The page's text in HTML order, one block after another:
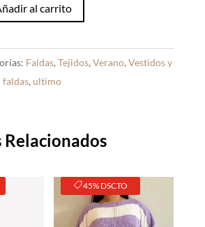
al carrito
Faldas, Tejidos, Verano, Vestidos y
faldas, ultimo
45% DSCTO